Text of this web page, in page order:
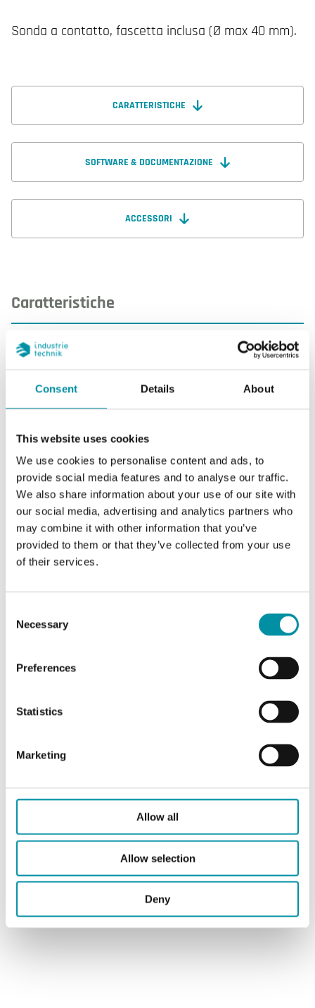
Consent Details About
This website uses cookies
We use cookies to personalise content and ads, to
provide social media features and to analyse our traffic.
We also share information about your use of our site with
our social media, advertising and analytics partners who
may combine it with other information that you’ve
provided to them or that they’ve collected from your use
of their services.
Selection
Necessary
Preferences
Statistics
Marketing
Allow all
Allow selection
Deny
Sonda a contatto, fascetta inclusa (Ø max 40 mm).
CARATTERISTICHE
SOFTWARE & DOCUMENTAZIONE
ACCESSORI
Caratteristiche
Caratteristiche di SCC-NTC20
Uscita sensore Passivo
Lunghezza del cavo
Intervallo di misura,
temp
-30…150 °C
Elemento sensibile NTC20
Resistenza nominale
Materiale bulbo Rame nichelato
Fascetta metallica per